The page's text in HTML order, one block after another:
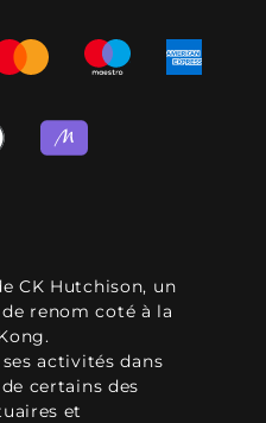
CK Hutchison, un
renom coté à la
activités dans
certains des
et